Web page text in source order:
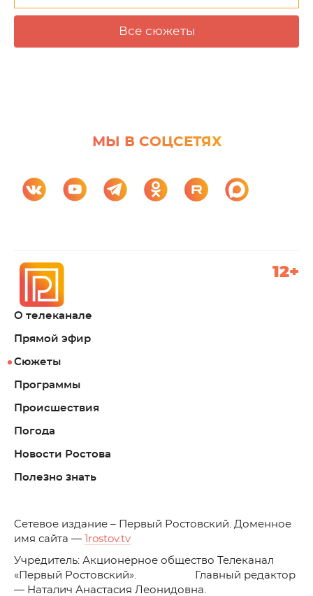
Все сюжеты
МЫ В СОЦСЕТЯХ
О телеканале
Прямой эфир
Сюжеты
Программы
Происшествия
Погода
Новости Ростова
Полезно знать
12+
Cетевое издание – Первый Ростовский. Доменное
имя сайта —
1rostov.tv
Учредитель: Акционерное общество Телеканал
«Первый Ростовский». Главный редактор
— Наталич Анастасия Леонидовна.